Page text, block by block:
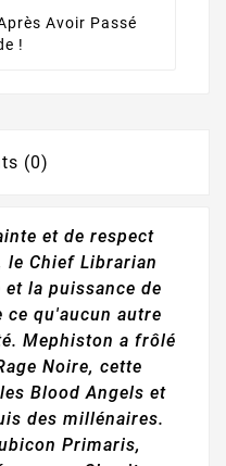
Avoir Passé
!
(0)
et de respect
le Chief Librarian
la puissance de
qu'aucun autre
Mephiston a frôlé
Noire, cette
Blood Angels et
des millénaires.
Primaris,